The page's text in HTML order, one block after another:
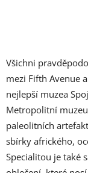
Všichni
mezi Fifth Avenue
nejlepší muzea
Metropolitní
paleolitních
sbírky afrického,
Specialitou je také